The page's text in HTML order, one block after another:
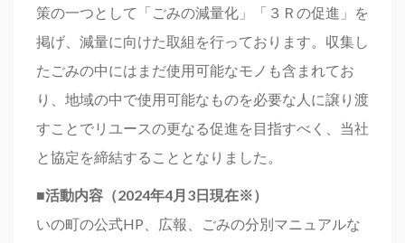
策の一つとして「ごみの減量化」「３Ｒの促進」を
掲げ、減量に向けた取組を行っております。収集し
たごみの中にはまだ使用可能なモノも含まれてお
り、地域の中で使用可能なものを必要な人に譲り渡
すことでリユースの更なる促進を目指すべく、当社
と協定を締結することとなりました。
■活動内容（2024年4月3日現在※）
いの町の公式HP、広報、ごみの分別マニュアルな